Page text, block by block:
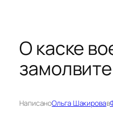
О каске
НаписаноОльга Шакировав